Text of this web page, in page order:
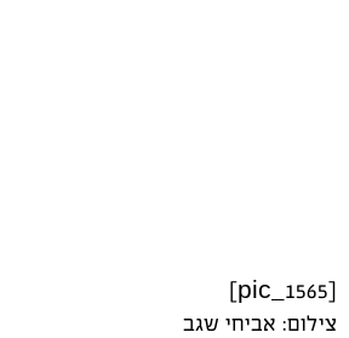
[pic_1565]
צילום: אביחי שגב